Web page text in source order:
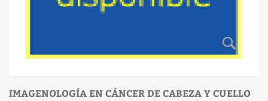
IMAGENOLOGÍA EN CÁNCER DE CABEZA Y CUELLO